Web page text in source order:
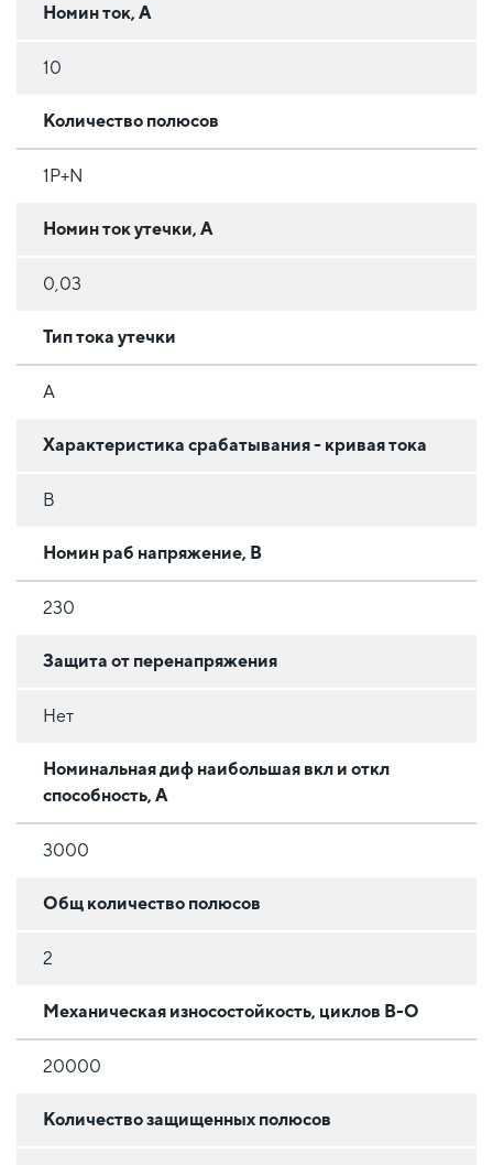
Номин ток, А
10
Количество полюсов
1Р+N
Номин ток утечки, А
0,03
Тип тока утечки
A
Характеристика срабатывания - кривая тока
B
Номин раб напряжение, В
230
Защита от перенапряжения
Нет
Номинальная диф наибольшая вкл и откл
способность, А
3000
Общ количество полюсов
2
Механическая износостойкость, циклов В-О
20000
Количество защищенных полюсов